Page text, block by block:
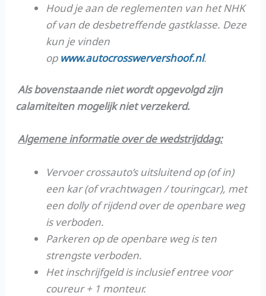
Houd je aan de reglementen van het NHK
of van de desbetreffende gastklasse. Deze
kun je vinden
op www.autocrosswervershoof.nl.
Als bovenstaande niet wordt opgevolgd zijn
calamiteiten mogelijk niet verzekerd.
Algemene informatie over de wedstrijddag:
Vervoer crossauto’s uitsluitend op (of in)
een kar (of vrachtwagen / touringcar), met
een dolly of rijdend over de openbare weg
is verboden.
Parkeren op de openbare weg is ten
strengste verboden.
Het inschrijfgeld is inclusief entree voor
coureur + 1 monteur.